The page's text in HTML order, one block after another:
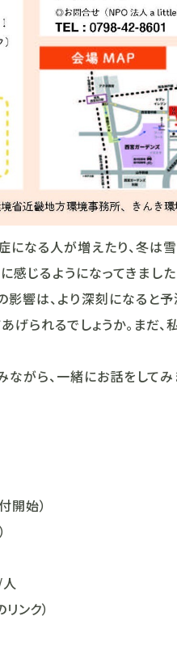
なる人が増えたり、冬は
感じるようになってきまし
響は、より深刻になると予
られるでしょうか。まだ
ながら、一緒にお話をしてみ
開始）
ンク）